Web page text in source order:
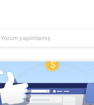
Yorum yapılmamış